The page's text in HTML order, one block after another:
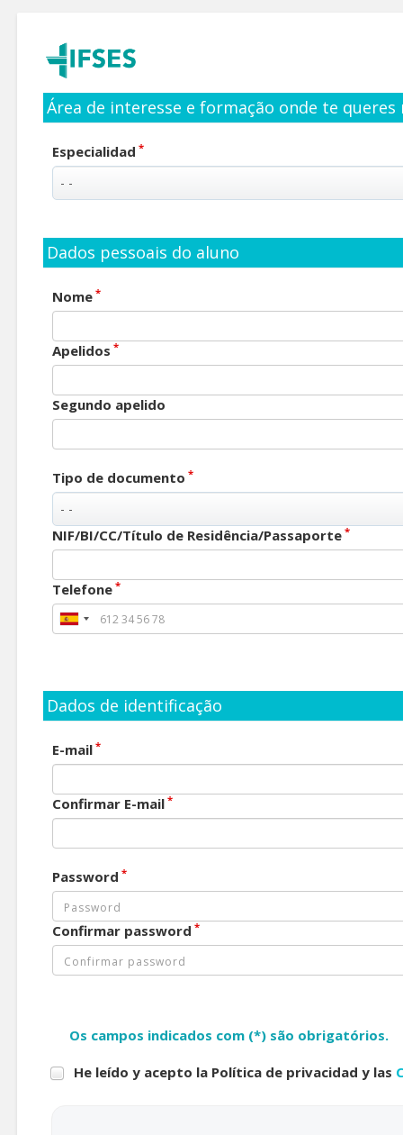
Área de interesse e formação onde te
Especialidad *
Dados pessoais do aluno
Nome *
Apelidos *
Segundo apelido
Tipo de documento *
NIF/BI/CC/Título de Residência/Passaporte *
Telefone *
Dados de identificação
E-mail *
Confirmar E-mail *
Password *
Confirmar password *
Os campos indicados com (*) são obrigatórios.
He leído y acepto la Política de privacidad y las